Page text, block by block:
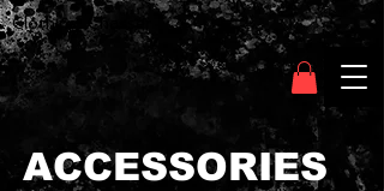
Clothing Chasser
ACCESSORIES